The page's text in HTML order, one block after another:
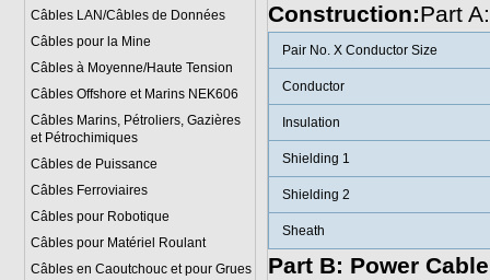
Câbles LAN/Câbles de Données
Câbles pour la Mine
Câbles à Moyenne/Haute Tension
Câbles Offshore et Marins NEK606
Câbles Marins, Pétroliers, Gazières
et Pétrochimiques
Câbles de Puissance
Câbles Ferroviaires
Câbles pour Robotique
Câbles pour Matériel Roulant
Câbles en Caoutchouc et pour Grues
Construction:Part
Pair No. X Conductor Size
Conductor
Insulation
Shielding 1
Shielding 2
Sheath
Part B: Power